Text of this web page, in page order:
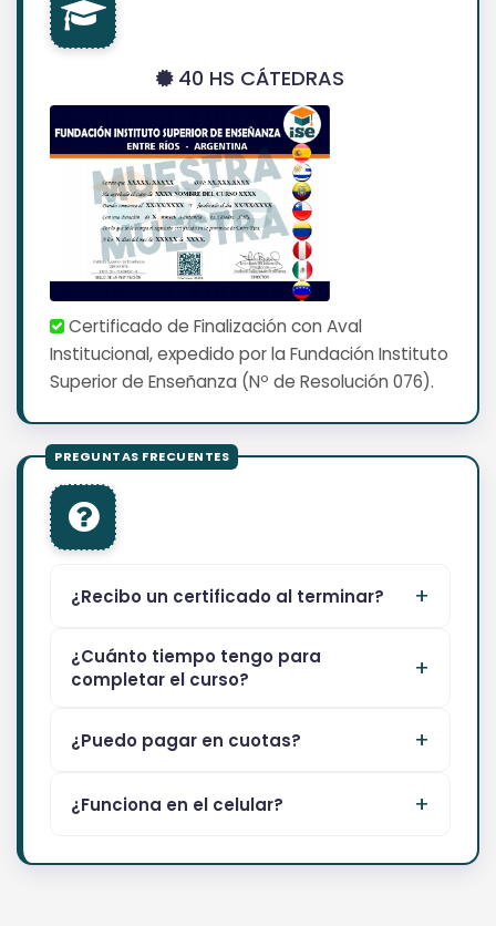
40 HS CÁTEDRAS
Certificado de Finalización con Aval
Institucional, expedido por la Fundación Instituto
Superior de Enseñanza (Nº de Resolución 076).
¿Recibo un certificado al terminar?
¿Cuánto tiempo tengo para
completar el curso?
¿Puedo pagar en cuotas?
¿Funciona en el celular?